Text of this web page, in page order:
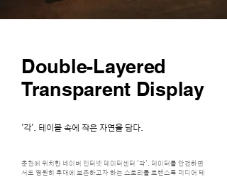
Double-Layered
Transparent Display
'각'. 테이블 속에 작은 자연을 담다.
춘천에 위치한 네이버 인터넷 데이터 센터 '각'. 데이터를 안전하면
서도 영원히 후대에 보존하고자 하는 스토리를 트랜스룩 미디어 테